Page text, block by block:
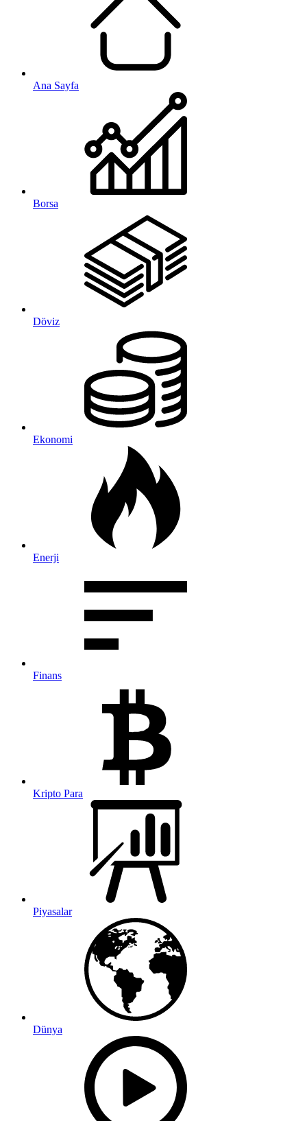
Ana Sayfa
Borsa
Döviz
Ekonomi
Enerji
Finans
Kripto Para
Piyasalar
Dünya